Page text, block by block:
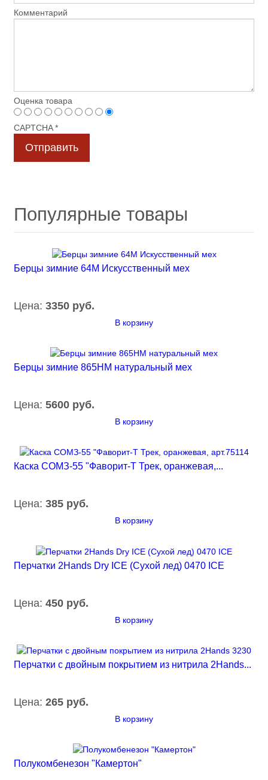
Комментарий
Оценка товара
CAPTCHA*
Популярные товары
Берцы зимние 64М Искусственный мех
Цена: 3350 руб.
В корзину
Берцы зимние 865НМ натуральный мех
Цена: 5600 руб.
В корзину
Каска СОМЗ-55 "Фаворит-Т Трек, оранжевая,...
Цена: 385 руб.
В корзину
Перчатки 2Hands Dry ICE (Сухой лед) 0470 ICE
Цена: 450 руб.
В корзину
Перчатки с двойным покрытием из нитрила 2Hands...
Цена: 265 руб.
В корзину
Полукомбенезон "Камертон"